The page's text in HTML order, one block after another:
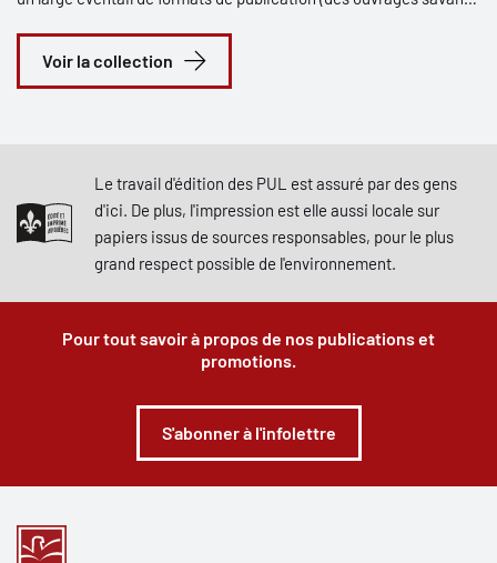
l’absence de recherches sur les cultures de l’écran tant populaires
Voir la collection
Le travail d'édition des PUL est assuré par des gens
d'ici. De plus, l'impression est elle aussi locale sur
papiers issus de sources responsables, pour le plus
grand respect possible de l'environnement.
Pour tout savoir à propos de nos publications et
promotions.
S'abonner à l'infolettre